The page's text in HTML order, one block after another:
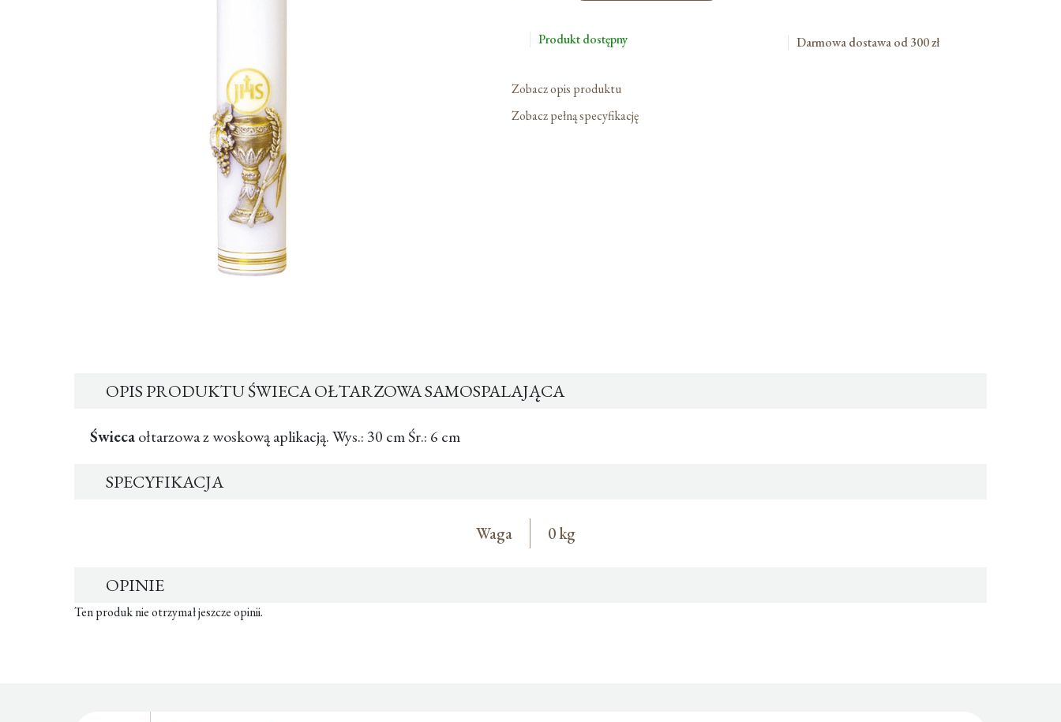
Samospalająca
Produkt dostępny Darmowa dostawa od 300 zł
Zobacz opis produktu
Zobacz pełną specyfikację
OPIS PRODUKTU ŚWIECA OŁTARZOWA SAMOSPALAJĄCA
Świecaołtarzowa z woskową aplikacją. Wys.: 30 cm Śr.: 6 cm
SPECYFIKACJA
Waga 0 kg
OPINIE
Ten produk nie otrzymał jeszcze opinii.